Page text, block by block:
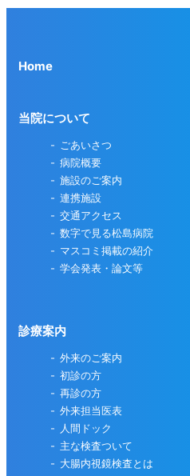
Home
当院について
ごあいさつ
病院概要
施設のご案内
連携施設
交通アクセス
数字で見る松島病院
マスコミ掲載の紹介
学会発表・論文等
診療案内
外来のご案内
初診の方
再診の方
外来担当医表
人間ドック
主な検査ついて
大腸内視鏡検査とは